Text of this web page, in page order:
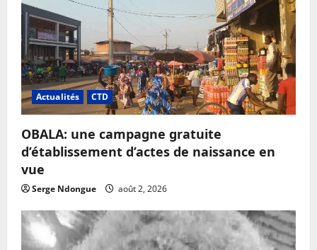
Actualités CTD
OBALA: une campagne gratuite
d’établissement d’actes de naissance en
vue
Serge Ndongue août 2, 2026